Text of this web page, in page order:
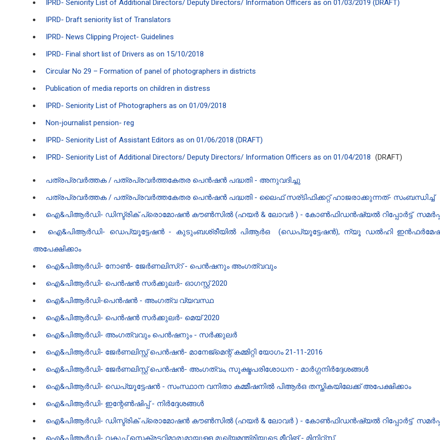
IPRD- Seniority List of Additional Directors/ Deputy Directors/ Information Officers as on 01/03/2019 (DRAFT)
IPRD- Draft seniority list of Translators
IPRD- News Clipping Project- Guidelines
IPRD- Final short list of Drivers as on 15/10/2018
Circular No 29 – Formation of panel of photographers in districts
Publication of media reports on children in distress
IPRD- Seniority List of Photographers as on 01/09/2018
Non-journalist pension- reg
IPRD- Seniority List of Assistant Editors as on 01/06/2018 (DRAFT)
IPRD- Seniority List of Additional Directors/ Deputy Directors/ Information Officers as on 01/04/2018 (DRAFT)
പത്രപ്രവർത്തക / പത്രപ്രവർത്തകേതര പെൻഷൻ പദ്ധതി - അനുവദിച്ചു
പത്രപ്രവർത്തക / പത്രപ്രവർത്തകേതര പെൻഷൻ പദ്ധതി - ലൈഫ് സര്ടിഫിക്കറ്റ് ഹാജരാക്കുന്നത്- സംബന്ധിച്ച്
ഐ‌&പി‌ആർ‌ഡി- ഡിസ്ട്രിക് പ്രൊമോഷൻ കൗൺസിൽ (ഹയർ & ലോവർ ) - കോൺഫിഡൻഷ്യൽ റിപ്പോർട്ട്
ഐ‌&പി‌ആർ‌ഡി- ഡെപ്യൂട്ടേഷൻ - കുടുംബശ്രീയിൽ പി‌ആർ‌ഒ (ഡെപ്യൂട്ടേഷൻ), ന്യൂ ഡൽഹി ഇൻഫർമേഷൻ
അപേക്ഷിക്കാം
ഐ‌&പി‌ആർ‌ഡി- നോൺ- ജേർണലിസ്റ് - പെൻഷനും അംഗത്വവും
ഐ‌&പി‌ആർ‌ഡി- പെൻഷൻ സർക്കുലർ- ഓഗസ്റ്റ് 2020
ഐ‌&പി‌ആർ‌ഡി-പെൻഷൻ - അംഗത്വ വ്യവസ്ഥ
ഐ‌&പി‌ആർ‌ഡി- പെൻഷൻ സർക്കുലർ- മെയ് 2020
ഐ‌&പി‌ആർ‌ഡി- അംഗത്വവും പെൻഷനും - സർക്കുലർ
ഐ‌&പി‌ആർ‌ഡി- ജേർണലിസ്റ്റ് പെൻഷൻ- മാനേജ്മെന്റ് കമ്മിറ്റി യോഗം 21-11-2016
ഐ‌&പി‌ആർ‌ഡി- ജേർണലിസ്റ്റ് പെൻഷൻ- അംഗത്വം, സൂക്ഷ്മപരിശോധന - മാർഗ്ഗനിർദ്ദേശങ്ങൾ
ഐ‌&പി‌ആർ‌ഡി- ഡെപ്യൂട്ടേഷൻ - സംസ്ഥാന വനിതാ കമ്മീഷനിൽ പി‌ആർ‌ഒ തസ്തികയിലേക്ക് അപേക്ഷിക്കാം
ഐ‌&പി‌ആർ‌ഡി- ഇന്റേൺഷിപ്പ്‌ - നിർദ്ദേശങ്ങൾ
ഐ‌&പി‌ആർ‌ഡി- ഡിസ്ട്രിക് പ്രൊമോഷൻ കൗൺസിൽ (ഹയർ & ലോവർ ) - കോൺഫിഡൻഷ്യൽ റിപ്പോർട്ട്
ഐ&പിആർഡി- വകുപ്പ് സെക്രട്ടറിമാരുമായുള്ള മുഖ്യമന്ത്രിയുടെ മീറ്റിങ് - മിനിറ്റ്‌സ്